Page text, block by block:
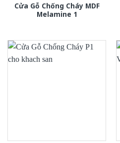
Cửa Gỗ Chống Cháy MDF
Melamine 1